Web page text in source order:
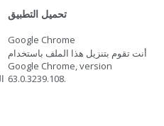
تحميل التطبيق
Google Chrome
أنت تقوم بتنزيل هذا الملف باستخدام
Google Chrome, version
63.0.3239.108.